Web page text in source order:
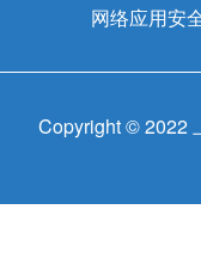
网络应用安
Copyright © 2022